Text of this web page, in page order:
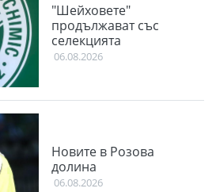
"Шейховете"
продължават със
селекцията
06.08.2026
Новите в Розова
долина
06.08.2026